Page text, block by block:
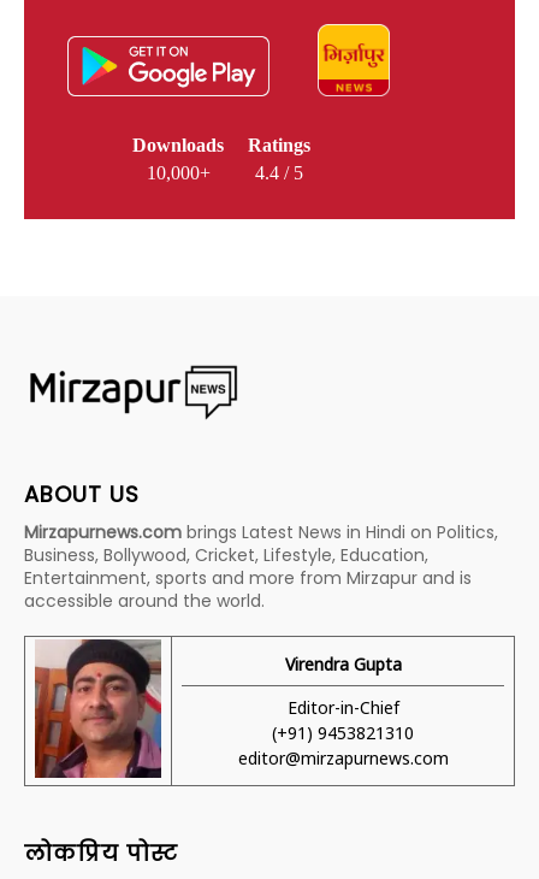
Downloads
10,000+
Ratings
4.4 / 5
ABOUT US
Mirzapurnews.com brings Latest News in Hindi on Politics,
Business, Bollywood, Cricket, Lifestyle, Education,
Entertainment, sports and more from Mirzapur and is
accessible around the world.
Virendra Gupta
Editor-in-Chief
(+91) 9453821310
editor@mirzapurnews.com
लोकप्रिय पोस्ट